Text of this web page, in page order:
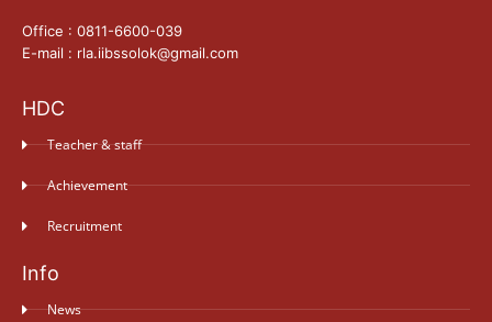
Office : 0811-6600-039
E-mail : rla.iibssolok@gmail.com
HDC
Teacher & staff
Achievement
Recruitment
Info
News